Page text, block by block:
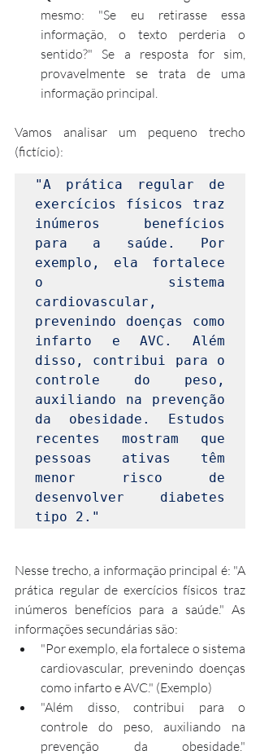
mesmo: "Se eu retirasse essa
informação, o texto perderia o
sentido?" Se a resposta for sim,
provavelmente se trata de uma
informação principal.
Vamos analisar um pequeno trecho
(fictício):
"A prática regular de
exercícios físicos traz
inúmeros benefícios
para a saúde. Por
exemplo, ela fortalece
o sistema
cardiovascular,
prevenindo doenças como
infarto e AVC. Além
disso, contribui para o
controle do peso,
auxiliando na prevenção
da obesidade. Estudos
recentes mostram que
pessoas ativas têm
menor risco de
desenvolver diabetes
tipo 2."
Nesse trecho, a informação principal é: "A
prática regular de exercícios físicos traz
inúmeros benefícios para a saúde." As
informações secundárias são:
"Por exemplo, ela fortalece o sistema
cardiovascular, prevenindo doenças
como infarto e AVC." (Exemplo)
"Além disso, contribui para o
controle do peso, auxiliando na
prevenção da obesidade."